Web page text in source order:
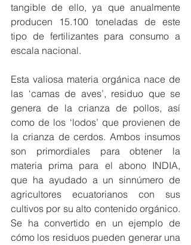
tangible de ello, ya que anualmente
producen 15.100 toneladas de este
tipo de fertilizantes para consumo a
escala nacional.
Esta valiosa materia orgánica nace de
las ‘camas de aves’, residuo que se
genera de la crianza de pollos, así
como de los ‘lodos’ que provienen de
la crianza de cerdos. Ambos insumos
son primordiales para obtener la
materia prima para el abono INDIA,
que ha ayudado a un sinnúmero de
agricultores ecuatorianos con sus
cultivos por su alto contenido orgánico.
Se ha convertido en un ejemplo de
cómo los residuos pueden generar una